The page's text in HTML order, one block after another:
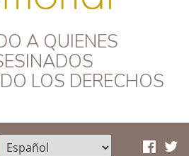
–
A QUIENES
LOS DERECHOS